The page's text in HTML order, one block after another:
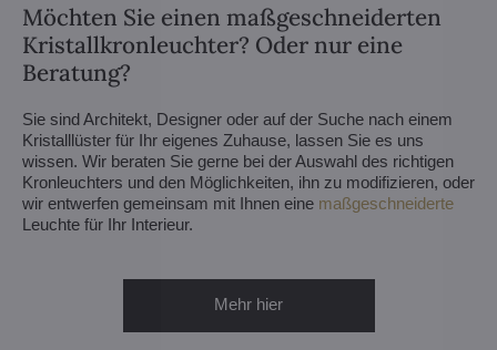
Möchten Sie einen maßgeschneiderten
Kristallkronleuchter? Oder nur eine
Beratung?
Sie sind Architekt, Designer oder auf der Suche nach einem
Kristalllüster für Ihr eigenes Zuhause, lassen Sie es uns
wissen. Wir beraten Sie gerne bei der Auswahl des richtigen
Kronleuchters und den Möglichkeiten, ihn zu modifizieren, oder
wir entwerfen gemeinsam mit Ihnen eine maßgeschneiderte
Leuchte für Ihr Interieur.
Mehr hier